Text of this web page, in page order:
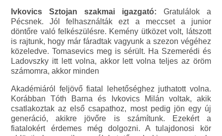
Ivkovics Sztojan szakmai igazgató: Gratulálok a
Pécsnek. Jól felhasználták ezt a meccset a junior
döntőre való felkészülésre. Kemény ütközet volt, látszott
is rajtunk, hogy már fáradtak vagyunk a szezon végéhez
közeledve. Tomasevics meg is sérült. Ha Szemerédi és
Ladovszky itt lett volna, akkor lett volna teljes az öröm
számomra, akkor minden
Akadémiáról feljövő fiatal lehetőséghez juthatott volna.
Korábban Tóth Barna és Ivkovics Milán voltak, akik
csatlakoztak az első csapathoz, most pedig jön egy új
generáció, akikre jövőre is számítunk. Ezekért a
fiatalokért érdemes még dolgozni. A tulajdonosi kör